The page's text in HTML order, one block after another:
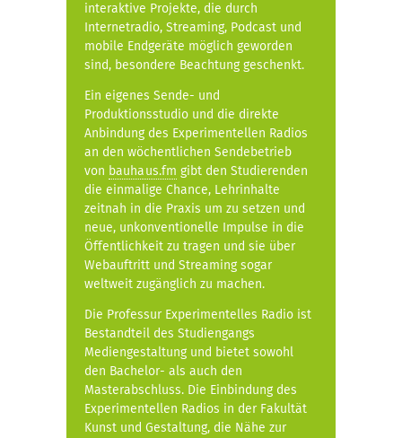
interaktive Projekte, die durch
Internetradio, Streaming, Podcast und
mobile Endgeräte möglich geworden
sind, besondere Beachtung geschenkt.
Ein eigenes Sende- und
Produktionsstudio und die direkte
Anbindung des Experimentellen Radios
an den wöchentlichen Sendebetrieb
von bauhaus.fm gibt den Studierenden
die einmalige Chance, Lehrinhalte
zeitnah in die Praxis um zu setzen und
neue, unkonventionelle Impulse in die
Öffentlichkeit zu tragen und sie über
Webauftritt und Streaming sogar
weltweit zugänglich zu machen.
Die Professur Experimentelles Radio ist
Bestandteil des Studiengangs
Mediengestaltung und bietet sowohl
den Bachelor- als auch den
Masterabschluss. Die Einbindung des
Experimentellen Radios in der Fakultät
Kunst und Gestaltung, die Nähe zur